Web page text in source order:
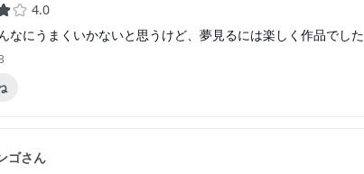
4.0
なにうまくいかないと思うけど、夢見るには楽しく作品でした
ゴさん